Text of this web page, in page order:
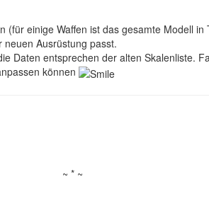
(für einige Waffen ist das gesamte Modell
Ausrüstung passt.
Daten entsprechen der alten Skalenliste.
können
~ * ~